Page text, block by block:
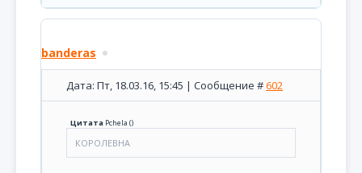
banderas
Дата: Пт, 18.03.16, 15:45 | Сообщение #602
Цитата Pchela ()
КОРОЛЕВНА